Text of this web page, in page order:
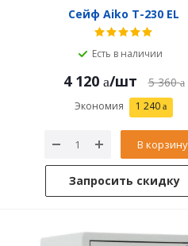
Сейф Aiko T-230 EL
Есть в наличии
4 120 /шт 5 360
Экономия 1 240
В корзину
Запросить скидку